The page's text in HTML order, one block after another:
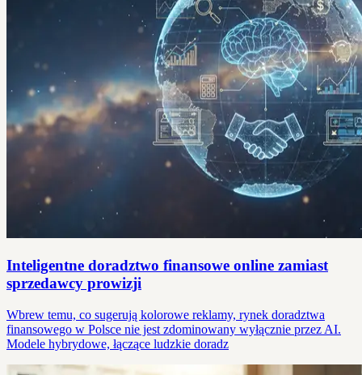
Inteligentne doradztwo finansowe online zamiast
sprzedawcy prowizji
Wbrew temu, co sugerują kolorowe reklamy, rynek doradztwa
finansowego w Polsce nie jest zdominowany wyłącznie przez AI.
Modele hybrydowe, łączące ludzkie doradz